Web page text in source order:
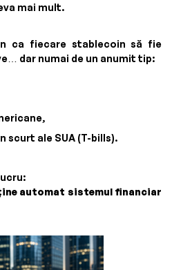
mai mult.
ca fiecare stablecoin să fie
dar numai de un anumit tip:
scurt ale SUA (T-bills).
automat sistemul financiar